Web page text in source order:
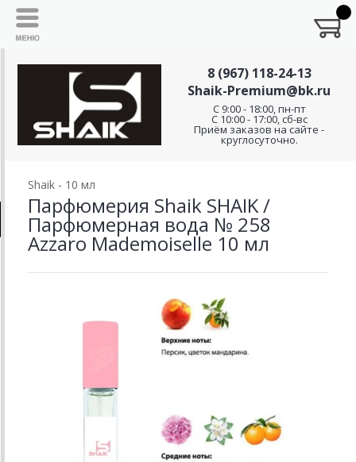
8 (967) 118-24-13
Shaik-Premium@bk.ru
C 9:00 - 18:00, пн-пт
С 10:00 - 17:00, сб-вс
Приём заказов на сайте -
круглосуточно.
Shaik - 10 мл
Парфюмерия Shaik SHAIK /
Парфюмерная вода № 258
Azzaro Mademoiselle 10 мл